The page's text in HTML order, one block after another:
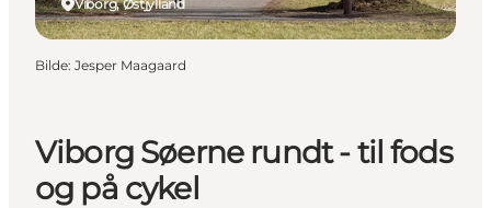
Viborg Søerne rundt - til fods
og på cykel
Viborg, Østjylland
Bilde: Jesper Maagaard